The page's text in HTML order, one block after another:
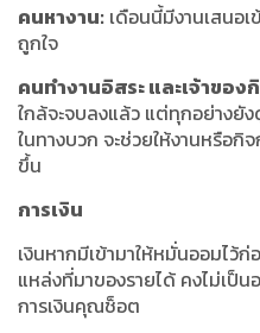
คนหางาน: เดือนนี้มีงานเสนอ
ถูกใจ
คนทำงานอิสระ และเจ้าของ
ใกล้จะจบลงแล้ว แต่ทุกอย่างยัง
ในทางบวก จะช่วยให้งานหรือ
ขึ้น
การเงิน
เงินหากมีเข้ามาให้หมั่นออมไว้
แหล่งที่มาของรายได้ คงไม่เป็น
การเงินคุณช็อต